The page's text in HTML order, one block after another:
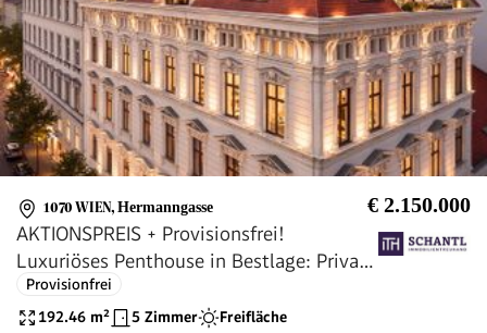
1070 WIEN, Hermanngasse € 2.150.000
AKTIONSPREIS + Provisionsfrei!
Luxuriöses Penthouse in Bestlage: Private
Liftfahrt - 50 m² Sonnenterrasse - 5
Zimmer + Garage! Genial
Provisionfrei
192.46 m² 5 Zimmer Freifläche